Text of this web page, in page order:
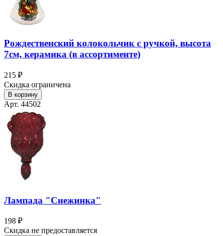
Рождественский колокольчик с ручкой, высота
7см, керамика (в ассортименте)
215 ₽
Скидка ограничена
В корзину
Арт. 44502
Лампада "Снежинка"
198 ₽
Скидка не предоставляется